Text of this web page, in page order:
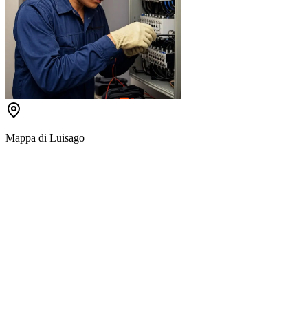
Mappa di Luisago